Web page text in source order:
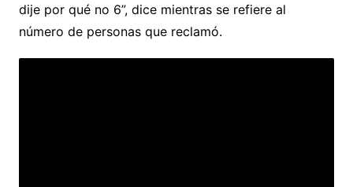
dije por qué no 6”, dice mientras se refiere al
número de personas que reclamó.